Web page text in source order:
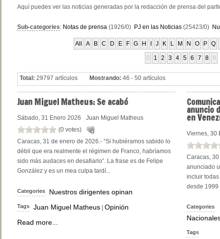
Aquí puedes ver las noticias generadas por la redacción de prensa del
Sub-categories: Notas de prensa (1926/0) PJ en las Noticias (25423/0)
All A B C D E F G H J K L M N O P Q
0 1 2 3 4 5 6 7 8 9
Total: 29797 artículos Mostrando: 46 - 50 artículos
Juan Miguel Matheus: Se acabó
Sábado, 31 Enero 2026
Juan Miguel Matheus
(0 votes)
Caracas, 31 de enero de 2026.- “Si hubiéramos sabido lo
débil que era realmente el régimen de Franco, habríamos
sido más audaces en desafiarlo”. La frase es de Felipe
González y es un mea culpa tardí...
Categories Nuestros dirigentes opinan
Tags Juan Miguel Matheus Opinión
Read more...
anuncio
en
Viernes, 30
Caracas,
anunciado
incluir
desde 1999
Categories
Tags